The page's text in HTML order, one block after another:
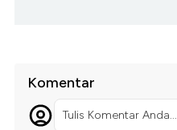
Komentar
Tulis Komentar Anda...